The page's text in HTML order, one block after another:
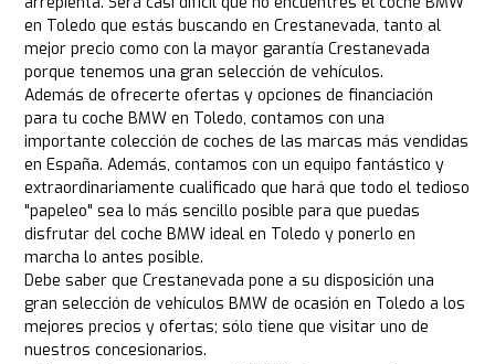
en Toledo que estás buscando en Crestanevada, tanto al
mejor precio como con la mayor garantía Crestanevada
porque tenemos una gran selección de vehículos.
Además de ofrecerte ofertas y opciones de financiación
para tu coche BMW en Toledo, contamos con una
importante colección de coches de las marcas más vendidas
en España. Además, contamos con un equipo fantástico y
extraordinariamente cualificado que hará que todo el tedioso
"papeleo" sea lo más sencillo posible para que puedas
disfrutar del coche BMW ideal en Toledo y ponerlo en
marcha lo antes posible.
Debe saber que Crestanevada pone a su disposición una
gran selección de vehículos BMW de ocasión en Toledo a los
mejores precios y ofertas; sólo tiene que visitar uno de
nuestros concesionarios.